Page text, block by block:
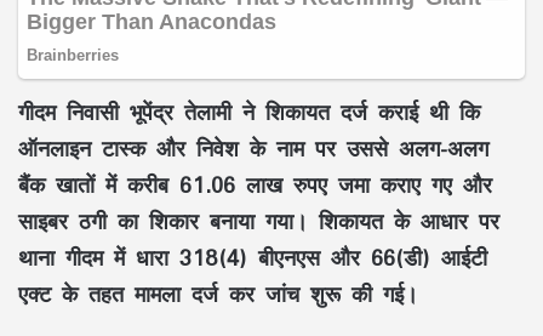
गीदम निवासी भूपेंद्र तेलामी ने शिकायत दर्ज कराई थी कि
ऑनलाइन टास्क और निवेश के नाम पर उससे अलग-अलग
बैंक खातों में करीब 61.06 लाख रुपए जमा कराए गए और
साइबर ठगी का शिकार बनाया गया। शिकायत के आधार पर
थाना गीदम में धारा 318(4) बीएनएस और 66(डी) आईटी
एक्ट के तहत मामला दर्ज कर जांच शुरू की गई।